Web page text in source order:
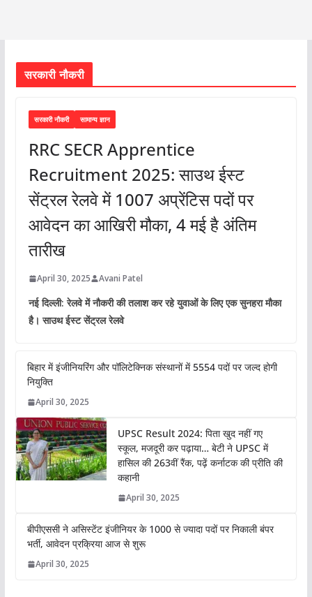
सरकारी नौकरी
सरकारी नौकरी सामान्य ज्ञान
RRC SECR Apprentice
Recruitment 2025: साउथ ईस्ट
सेंट्रल रेलवे में 1007 अप्रेंटिस पदों पर
आवेदन का आखिरी मौका, 4 मई है अंतिम
तारीख
April 30, 2025 Avani Patel
नई दिल्ली: रेलवे में नौकरी की तलाश कर रहे युवाओं के लिए एक सुनहरा मौका
है। साउथ ईस्ट सेंट्रल रेलवे
बिहार में इंजीनियरिंग और पॉलिटेक्निक संस्थानों में 5554 पदों पर जल्द होगी
नियुक्ति
April 30, 2025
UPSC Result 2024: पिता खुद नहीं गए
स्कूल, मजदूरी कर पढ़ाया… बेटी ने UPSC में
हासिल की 263वीं रैंक, पढ़ें कर्नाटक की प्रीति की
कहानी
April 30, 2025
बीपीएससी ने असिस्टेंट इंजीनियर के 1000 से ज्यादा पदों पर निकाली बंपर
भर्ती, आवेदन प्रक्रिया आज से शुरू
April 30, 2025